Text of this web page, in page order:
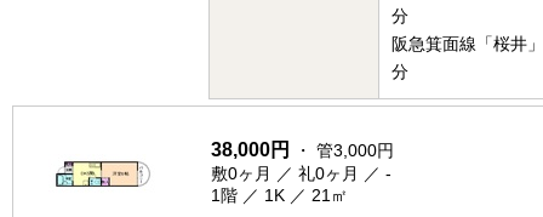
分
阪急箕面線「桜井
分
38,000円
・ 管3,000円
敷0ヶ月 ／ 礼0ヶ月 ／ -
1階 ／ 1K ／ 21㎡